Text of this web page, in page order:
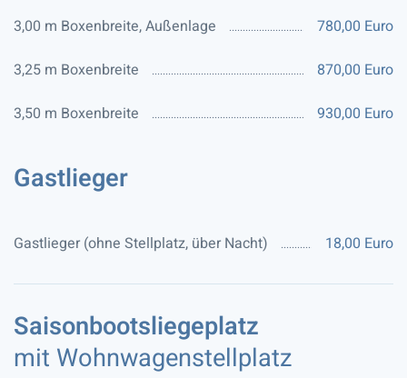
3,00 m Boxenbreite, Außenlage
780,00 Euro
3,25 m Boxenbreite
870,00 Euro
3,50 m Boxenbreite
930,00 Euro
Gastlieger
Gastlieger (ohne Stellplatz, über Nacht) 18,00 Euro
Saisonbootsliegeplatz
mit Wohnwagenstellplatz